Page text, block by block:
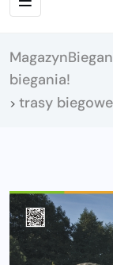
biegania!
> trasy